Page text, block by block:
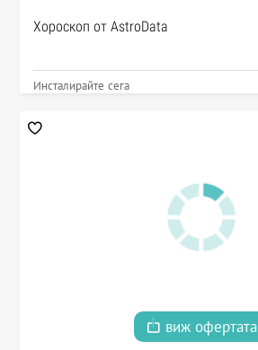
Хороскоп от AstroData
Инсталирайте сега
виж офертата